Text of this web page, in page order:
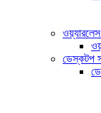
ডেস্কটপ